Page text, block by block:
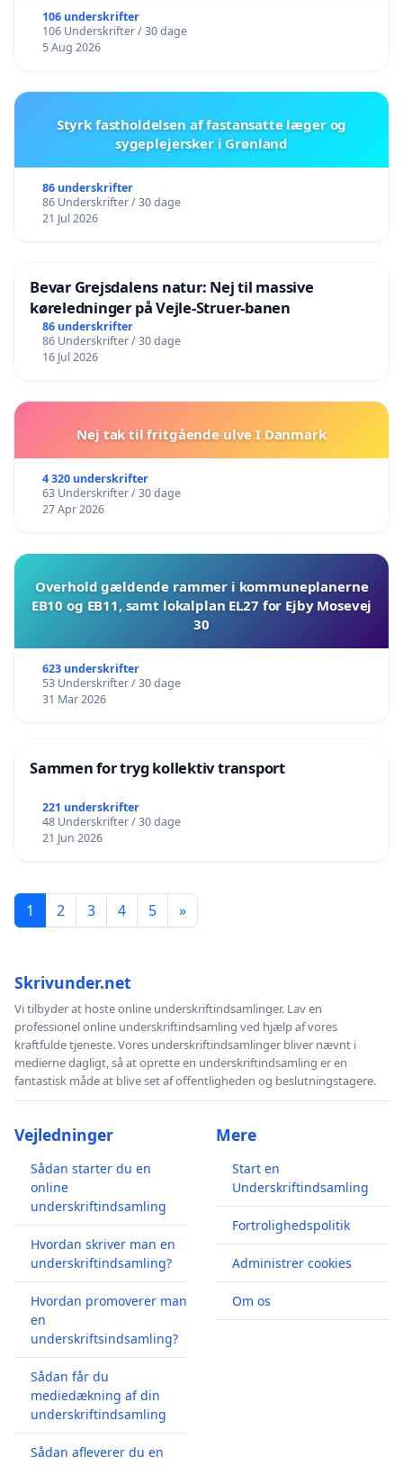
106 underskrifter
106 Underskrifter / 30 dage
5 Aug 2026
Styrk fastholdelsen af fastansatte læger og
sygeplejersker i Grønland
86 underskrifter
86 Underskrifter / 30 dage
21 Jul 2026
Bevar Grejsdalens natur: Nej til massive
køreledninger på Vejle-Struer-banen
86 underskrifter
86 Underskrifter / 30 dage
16 Jul 2026
Nej tak til fritgående ulve I Danmark
4 320 underskrifter
63 Underskrifter / 30 dage
27 Apr 2026
Overhold gældende rammer i kommuneplanerne
EB10 og EB11, samt lokalplan EL27 for Ejby Mosevej
30
623 underskrifter
53 Underskrifter / 30 dage
31 Mar 2026
Sammen for tryg kollektiv transport
221 underskrifter
48 Underskrifter / 30 dage
21 Jun 2026
1 2 3 4 5 »
Skrivunder.net
Vi tilbyder at hoste online underskriftindsamlinger. Lav en
professionel online underskriftindsamling ved hjælp af vores
kraftfulde tjeneste. Vores underskriftindsamlinger bliver nævnt i
medierne dagligt, så at oprette en underskriftindsamling er en
fantastisk måde at blive set af offentligheden og beslutningstagere.
Vejledninger
Sådan starter du en
online
underskriftindsamling
Hvordan skriver man en
underskriftindsamling?
Hvordan promoverer man
en
underskriftsindsamling?
Sådan får du
mediedækning af din
underskriftindsamling
Sådan afleverer du en
Mere
Start en
Underskriftindsamling
Fortrolighedspolitik
Administrer cookies
Om os